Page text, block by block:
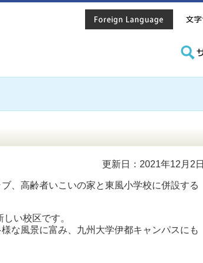
更新日：2021年12月2日
、高齢者いこいの家と東風小学校に併設する
い校区です。
な風景に富み、九州大学伊都キャンパスにも